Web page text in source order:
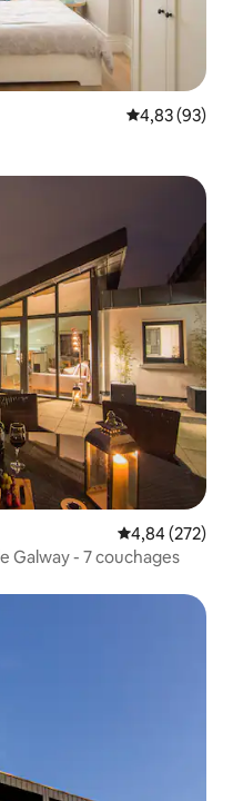
Évaluation
4,83 (93)
Évaluation
4,84 (272)
Galway - 7 couchages
appréciés